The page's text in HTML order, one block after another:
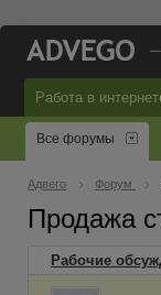
Работа в
Все форумы
Адвего Форум
Продажа
Рабочие